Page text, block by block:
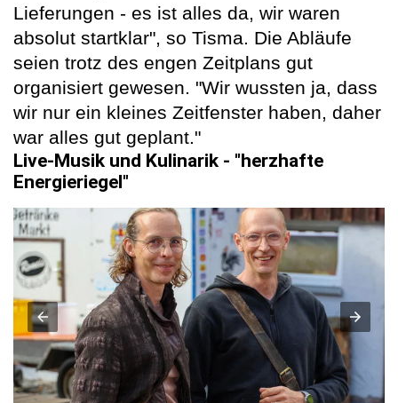
Lieferungen - es ist alles da, wir waren
absolut startklar", so Tisma. Die Abläufe
seien trotz des engen Zeitplans gut
organisiert gewesen. "Wir wussten ja, dass
wir nur ein kleines Zeitfenster haben, daher
war alles gut geplant."
Live-Musik und Kulinarik - "herzhafte
Energieriegel"